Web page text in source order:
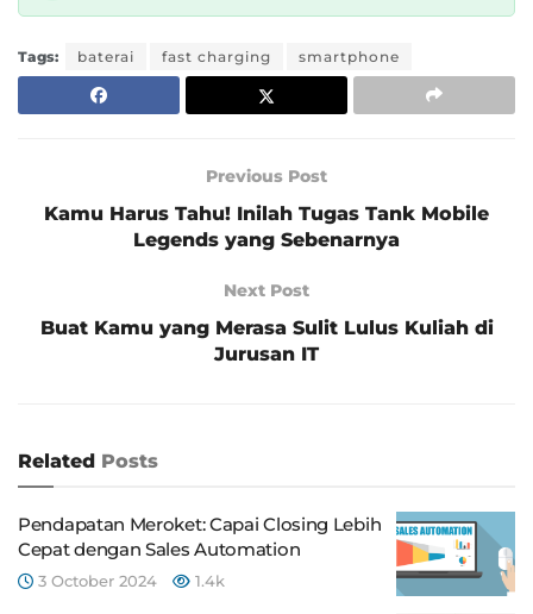
Tags: baterai fast charging smartphone
Previous Post
Kamu Harus Tahu! Inilah Tugas Tank Mobile
Legends yang Sebenarnya
Next Post
Buat Kamu yang Merasa Sulit Lulus Kuliah di
Jurusan IT
Related Posts
Pendapatan Meroket: Capai Closing Lebih
Cepat dengan Sales Automation
3 October 2024 1.4k